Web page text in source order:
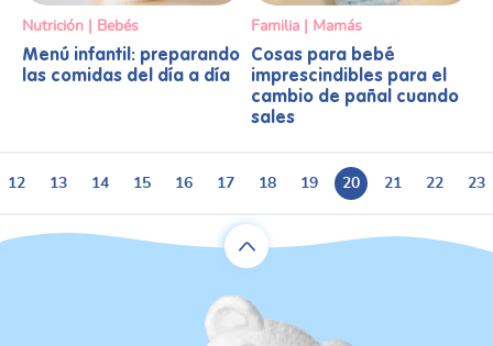
Nutrición | Bebés
Menú infantil: preparando
las comidas del día a día
Familia | Mamás
Cosas para bebé
imprescindibles para el
cambio de pañal cuando
sales
12 13 14 15 16 17 18 19 20 21 22 23